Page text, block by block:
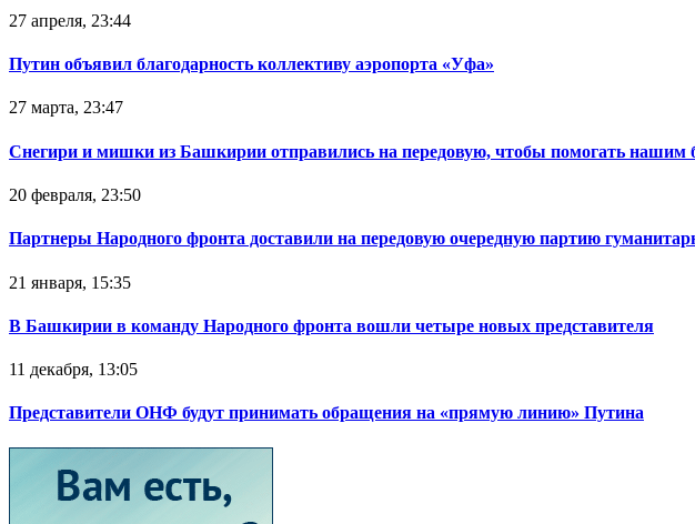
27 апреля, 23:44
Путин объявил благодарность коллективу аэропорта «Уфа»
27 марта, 23:47
Снегири и мишки из Башкирии отправились на передовую, чтобы помогать нашим
20 февраля, 23:50
Партнеры Народного фронта доставили на передовую очередную партию
21 января, 15:35
В Башкирии в команду Народного фронта вошли четыре новых представителя
11 декабря, 13:05
Представители ОНФ будут принимать обращения на «прямую линию» Путина